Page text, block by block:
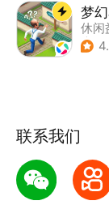
梦
休闲
| 创
联系我们